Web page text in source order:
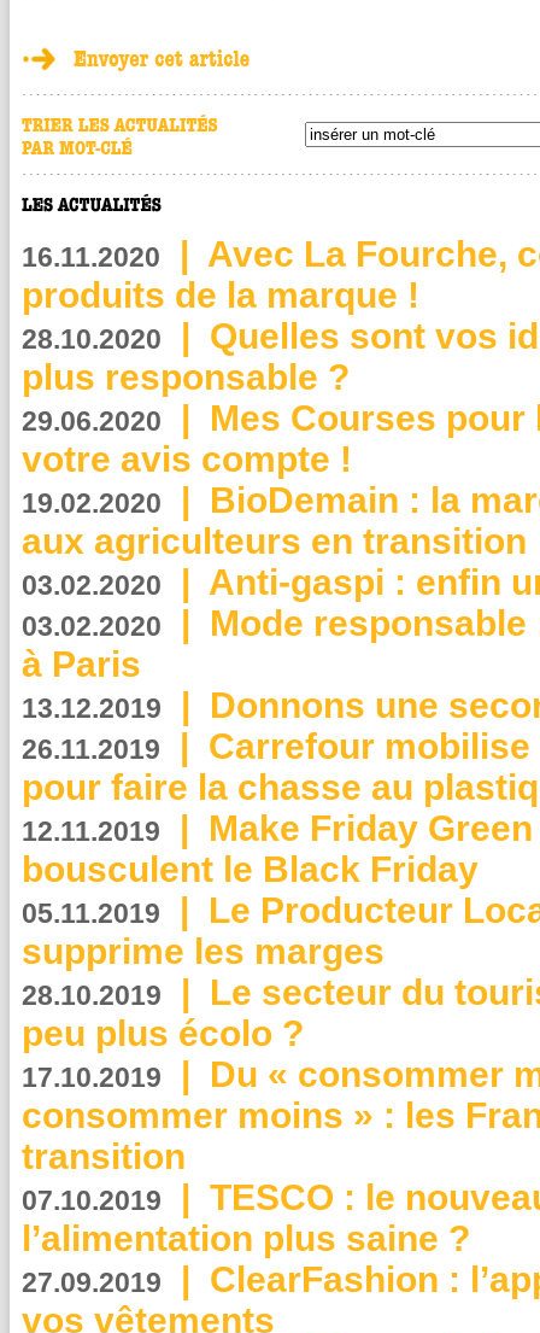
16.11.2020 | Avec La Fourche,
produits de la marque !
28.10.2020 | Quelles sont vos
plus responsable ?
29.06.2020 | Mes Courses pour
votre avis compte !
19.02.2020 | BioDemain : la
aux agriculteurs en transition
03.02.2020 | Anti-gaspi : enfin
03.02.2020 | Mode
à Paris
13.12.2019 | Donnons une
26.11.2019 | Carrefour
pour faire la chasse au
12.11.2019 | Make Friday
bousculent le Black Friday
05.11.2019 | Le Producteur
supprime les marges
28.10.2019 | Le secteur du
peu plus écolo ?
17.10.2019 | Du « consommer
consommer moins » : les
transition
07.10.2019 | TESCO : le
l’alimentation plus saine ?
27.09.2019 | ClearFashion :
vos vêtements